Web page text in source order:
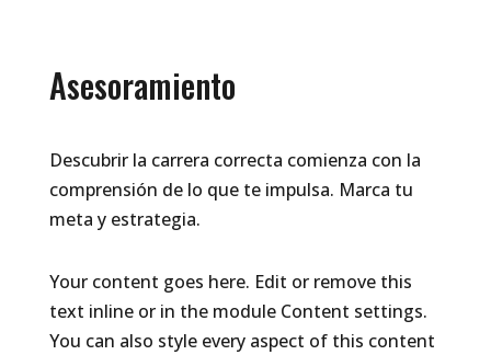
Asesoramiento
Descubrir la carrera correcta comienza con la
comprensión de lo que te impulsa. Marca tu
meta y estrategia.
Your content goes here. Edit or remove this
text inline or in the module Content settings.
You can also style every aspect of this content